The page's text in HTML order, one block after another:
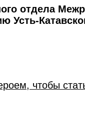
отдела
Усть-
чтобы